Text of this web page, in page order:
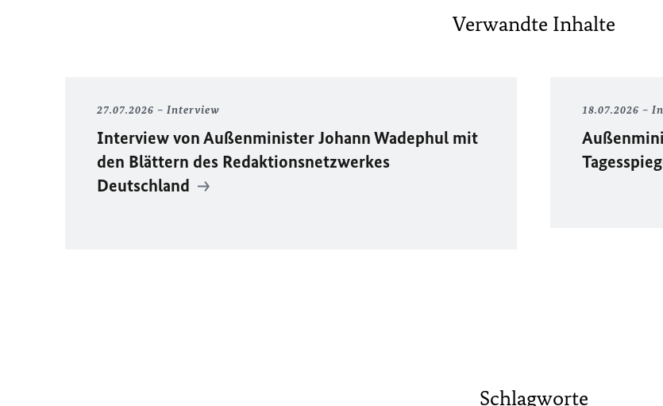
Verwandte Inhalte
27.07.2026 Interview
Interview von Außenminister Johann Wadephul mit
den Blättern des Redaktionsnetzwerkes
Deutschland
18.07.2026
Schlagworte